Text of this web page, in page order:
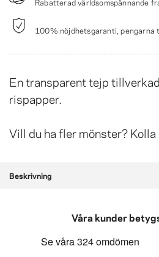
En transparent tejp
rispapper.
Vill du ha fler mönster?
100% nöjdhetsgaranti, pengarna
Beskrivning
Våra kunder